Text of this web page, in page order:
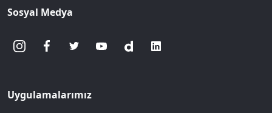
Sosyal Medya
Uygulamalarımız